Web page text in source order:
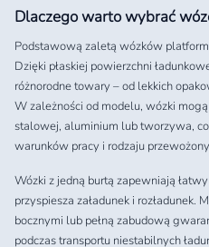
Dlaczego warto wybrać
Podstawową zaletą wózków
Dzięki płaskiej powierzchni
różnorodne towary – od lekkich
W zależności od modelu, wózki
stalowej, aluminium lub tworzywa,
warunków pracy i rodzaju
Wózki z jedną burtą zapewniają
przyspiesza załadunek i rozładunek.
bocznymi lub pełną zabudową
podczas transportu niestabilnych